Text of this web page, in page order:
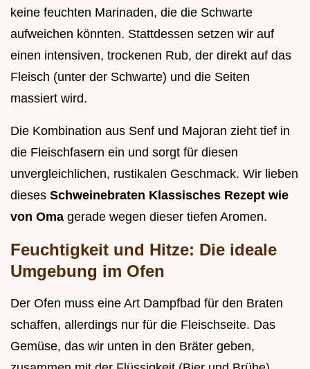
keine feuchten Marinaden, die die Schwarte
aufweichen könnten. Stattdessen setzen wir auf
einen intensiven, trockenen Rub, der direkt auf das
Fleisch (unter der Schwarte) und die Seiten
massiert wird.
Die Kombination aus Senf und Majoran zieht tief in
die Fleischfasern ein und sorgt für diesen
unvergleichlichen, rustikalen Geschmack. Wir lieben
dieses Schweinebraten Klassisches Rezept wie
von Oma gerade wegen dieser tiefen Aromen.
Feuchtigkeit und Hitze: Die ideale
Umgebung im Ofen
Der Ofen muss eine Art Dampfbad für den Braten
schaffen, allerdings nur für die Fleischseite. Das
Gemüse, das wir unten in den Bräter geben,